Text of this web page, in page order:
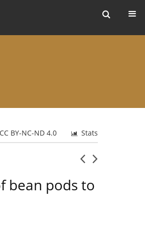
Stats
CC BY-NC-ND 4.0
bean pods to